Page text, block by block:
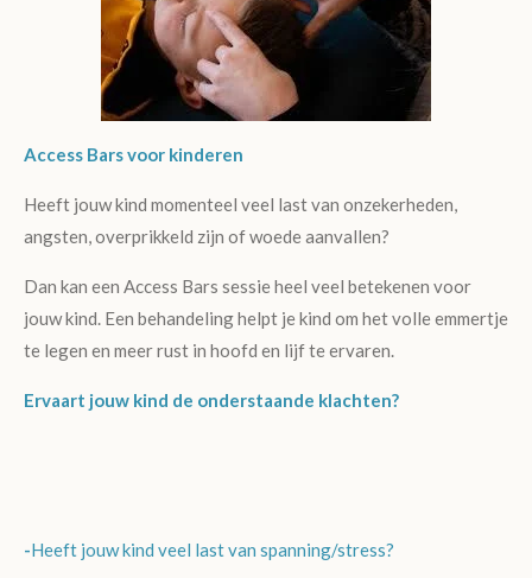
Access Bars voor kinderen
Heeft jouw kind momenteel veel last van onzekerheden,
angsten, overprikkeld zijn of woede aanvallen?
Dan kan een Access Bars sessie heel veel betekenen voor
jouw kind. Een behandeling helpt je kind om het volle emmertje
te legen en meer rust in hoofd en lijf te ervaren.
Ervaart jouw kind de onderstaande klachten?
-Heeft jouw kind veel last van spanning/stress?